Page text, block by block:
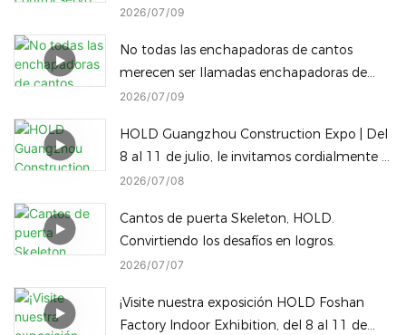
permite cambiar instantáneamente, con un
procesamiento de cantos biselados para
reducir el tiempo de inactividad.
2026 07 09
No todas las enchapadoras de cantos
merecen ser llamadas enchapadoras de
cantos Diamond Edge, y no todas las
a un borde redondeado con solo un toque.
2026 07 09
HOLD Guangzhou Construction Expo | Del
8 al 11 de julio, le invitamos cordialmente a
visitar nuestra fábrica.
2026 07 08
Cantos de puerta Skeleton, HOLD.
Convirtiendo los desafíos en logros.
2026 07 07
¡Visite nuestra exposición HOLD Foshan
Factory Indoor Exhibition, del 8 al 11 de